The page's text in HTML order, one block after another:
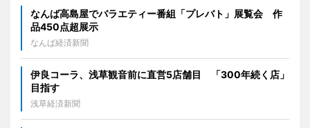
なんば高島屋でバラエティー番組「プレバト」展覧会 作
品450点超展示
なんば経済新聞
伊良コーラ、浅草観音前に直営5店舗目 「300年続く店」
目指す
浅草経済新聞